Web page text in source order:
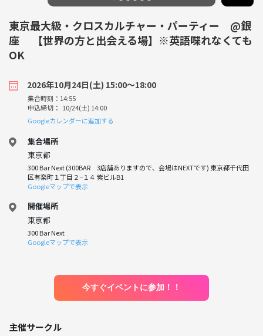
東京最大級・クロスカルチャー・パーティー @銀
座 【世界の方と出会える場】※英語喋れなくても
OK
2026年10月24日(土) 15:00〜18:00
集合時刻：14:55
申込締切： 10/24(土) 14:00
Googleカレンダーに追加する
集合場所
東京都
300 Bar Next (300BAR 3店舗ありますので、会場はNEXTです) 東京都千代田
区有楽町１丁目２−１４ 紫ビルB1
Googleマップで表示
開催場所
東京都
300 Bar Next
Googleマップで表示
今すぐイベントに参加！！
主催サークル